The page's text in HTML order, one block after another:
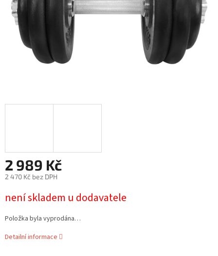
2 989 Kč
2 470 Kč bez DPH
cena:
není skladem u dodavatele
Položka byla vyprodána…
Detailní informace